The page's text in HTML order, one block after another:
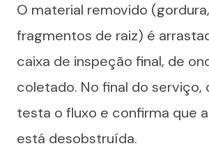
O material removido
fragmentos de raiz) é
caixa de inspeção final, de
coletado. No final do serviço,
testa o fluxo e confirma que
está desobstruída.